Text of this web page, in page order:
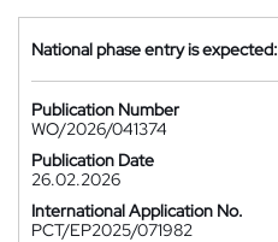
National phase entry is expected:
Publication Number
WO/2026/041374
Publication Date
26.02.2026
International Application No.
PCT/EP2025/071982